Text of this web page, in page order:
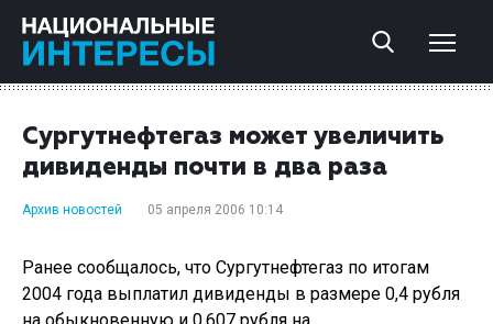
Сургутнефтегаз может увеличить
дивиденды почти в два раза
Архив новостей 05 апреля 2006 10:14
Ранее сообщалось, что Сургутнефтегаз по итогам
2004 года выплатил дивиденды в размере 0,4 рубля